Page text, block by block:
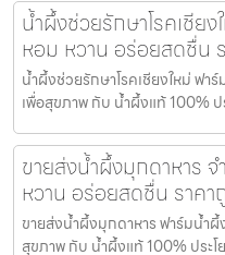
น้ำผึ้งช่วยรักษาโรคเชีย
หอม หวาน อร่อยสดชื่น
น้ำผึ้งช่วยรักษาโรคเชียงใหม่ ฟา
เพื่อสุขภาพ กับ น้ำผึ้งแท้ 100%
ขายส่งน้ำผึ้งมุกดาหาร
หวาน อร่อยสดชื่น ราคา
ขายส่งน้ำผึ้งมุกดาหาร ฟาร์มน้ำ
สุขภาพ กับ น้ำผึ้งแท้ 100% ประ